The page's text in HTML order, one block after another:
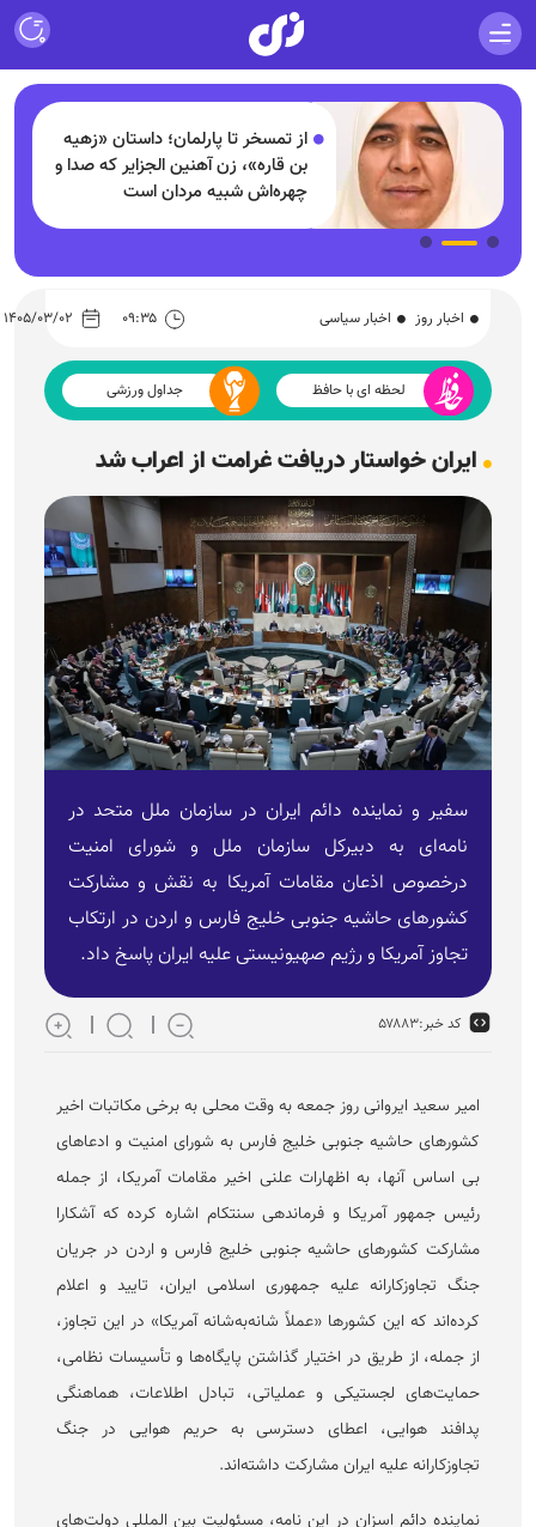
از تمسخر تا پارلمان؛ داستان «زهیه
بن قاره»، زن آهنین الجزایر که صدا و
چهره‌اش شبیه مردان است
اخبار روز اخبار سیاسی ۰۹:۳۵ ۱۴۰۵/۰۳/۰۲
لحظه ای با حافظ جداول ورزشی
ایران خواستار دریافت غرامت از اعراب شد
سفیر و نماینده دائم ایران در سازمان ملل متحد در
نامه‌ای به دبیرکل سازمان ملل و شورای امنیت
درخصوص اذعان مقامات آمریکا به نقش و مشارکت
کشور‌های حاشیه جنوبی خلیج فارس و اردن در ارتکاب
تجاوز آمریکا و رژیم صهیونیستی علیه ایران پاسخ داد.
کد خبر:۵۷۸۸۳
امیر سعید ایروانی روز جمعه به وقت محلی به برخی مکاتبات اخیر
کشور‌های حاشیه جنوبی خلیج فارس به شورای امنیت و ادعا‌های
بی اساس آنها، به اظهارات علنی اخیر مقامات آمریکا، از جمله
رئیس جمهور آمریکا و فرماندهی سنتکام اشاره کرده که آشکارا
مشارکت کشور‌های حاشیه جنوبی خلیج فارس و اردن در جریان
جنگ تجاوزکارانه علیه جمهوری اسلامی ایران، تایید و اعلام
کرده‌اند که این کشور‌ها «عملاً شانه‌به‌شانه آمریکا» در این تجاوز،
از جمله، از طریق در اختیار گذاشتن پایگاه‌ها و تأسیسات نظامی،
حمایت‌های لجستیکی و عملیاتی، تبادل اطلاعات، هماهنگی
پدافند هوایی، اعطای دسترسی به حریم هوایی در جنگ
تجاوزکارانه علیه ایران مشارکت داشته‌اند.
نماینده دائم اسزان در این نامه، مسئولیت بین المللی دولت‌های